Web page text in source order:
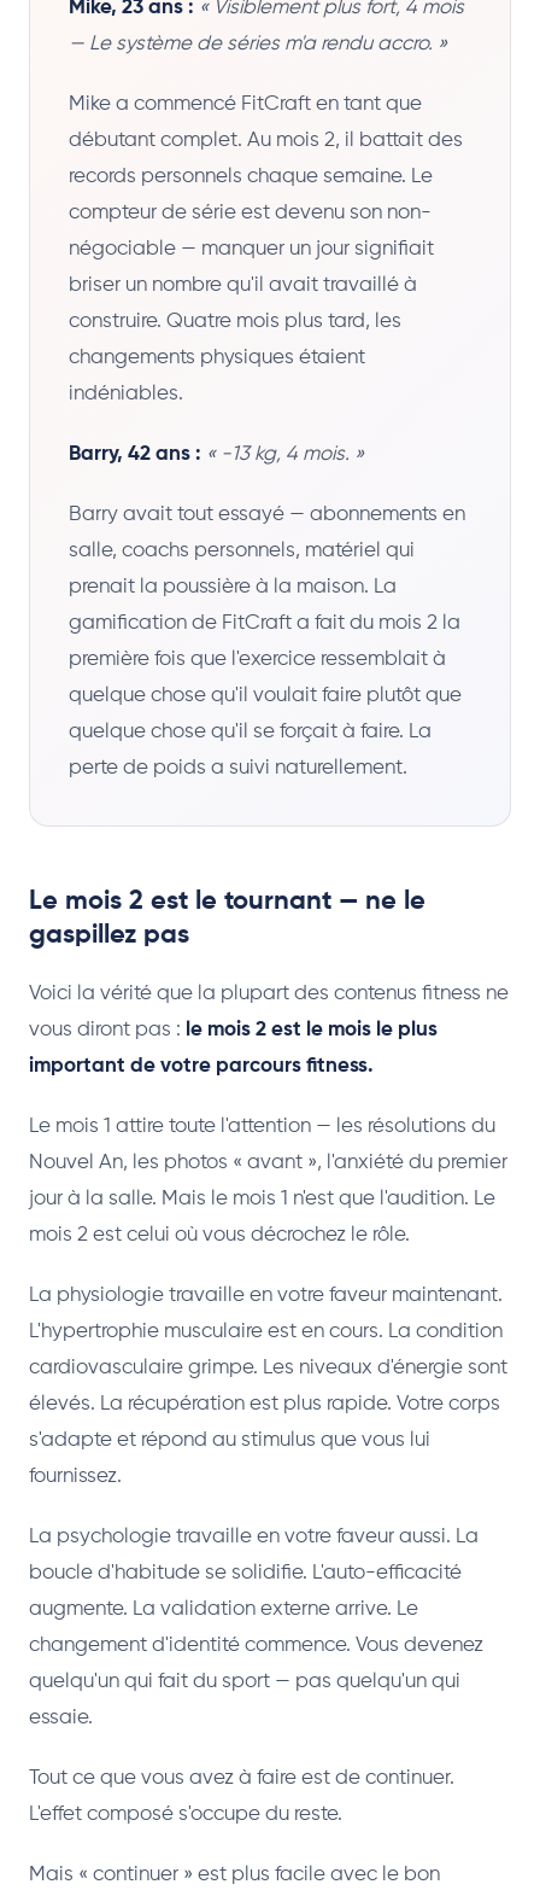
Mike, 23 ans : « Visiblement plus fort, 4 mois
— Le système de séries m'a rendu accro. »
Mike a commencé FitCraft en tant que
débutant complet. Au mois 2, il battait des
records personnels chaque semaine. Le
compteur de série est devenu son non-
négociable — manquer un jour signifiait
briser un nombre qu'il avait travaillé à
construire. Quatre mois plus tard, les
changements physiques étaient
indéniables.
Barry, 42 ans : « -13 kg, 4 mois. »
Barry avait tout essayé — abonnements en
salle, coachs personnels, matériel qui
prenait la poussière à la maison. La
gamification de FitCraft a fait du mois 2 la
première fois que l'exercice ressemblait à
quelque chose qu'il voulait faire plutôt que
quelque chose qu'il se forçait à faire. La
perte de poids a suivi naturellement.
Le mois 2 est le tournant — ne le
gaspillez pas
Voici la vérité que la plupart des contenus fitness ne
vous diront pas : le mois 2 est le mois le plus
important de votre parcours fitness.
Le mois 1 attire toute l'attention — les résolutions du
Nouvel An, les photos « avant », l'anxiété du premier
jour à la salle. Mais le mois 1 n'est que l'audition. Le
mois 2 est celui où vous décrochez le rôle.
La physiologie travaille en votre faveur maintenant.
L'hypertrophie musculaire est en cours. La condition
cardiovasculaire grimpe. Les niveaux d'énergie sont
élevés. La récupération est plus rapide. Votre corps
s'adapte et répond au stimulus que vous lui
fournissez.
La psychologie travaille en votre faveur aussi. La
boucle d'habitude se solidifie. L'auto-efficacité
augmente. La validation externe arrive. Le
changement d'identité commence. Vous devenez
quelqu'un qui fait du sport — pas quelqu'un qui
essaie.
Tout ce que vous avez à faire est de continuer.
L'effet composé s'occupe du reste.
Mais « continuer » est plus facile avec le bon